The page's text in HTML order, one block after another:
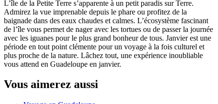
L’île de la Petite Terre s’apparente à un petit paradis sur Terre.
Admirez la vue imprenable depuis le phare ou profitez de la
baignade dans des eaux chaudes et calmes. L’écosystème fascinant
de l’île vous permet de nager avec les tortues ou de passer la journée
avec les iguanes pour le plus grand bonheur de tous. Janvier est une
période en tout point clémente pour un voyage à la fois culturel et
plus proche de la nature. Lâchez tout, une expérience inoubliable
vous attend en Guadeloupe en janvier.
Vous aimerez aussi